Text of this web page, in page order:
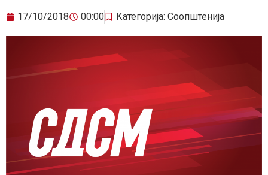
17/10/2018 00:00 Категорија: Соопштенија